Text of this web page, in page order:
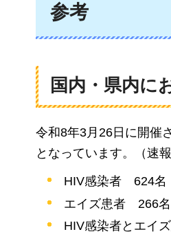
参考
国内・県内に
令和8年3月26日に開催
となっています。（速報
HIV感染者 624名
エイズ患者
266名
HIV感染者とエイ